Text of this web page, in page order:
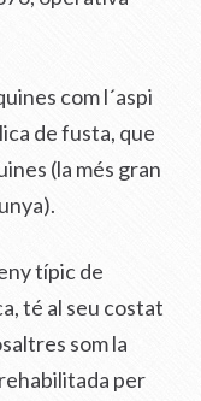
com l´aspi
de fusta, que
(la més gran
típic de
té al seu costat
som la
per